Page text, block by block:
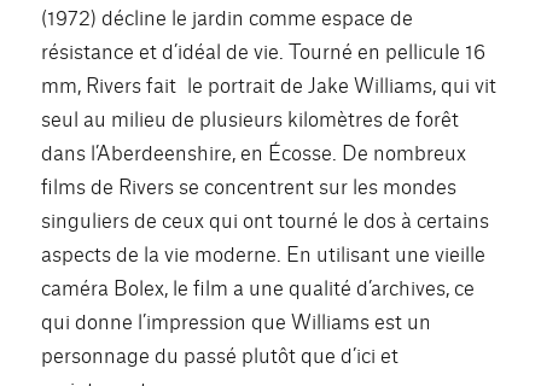
(1972) décline le jardin comme espace de
résistance et d’idéal de vie. Tourné en pellicule 16
mm, Rivers fait le portrait de Jake Williams, qui vit
seul au milieu de plusieurs kilomètres de forêt
dans l’Aberdeenshire, en Écosse. De nombreux
films de Rivers se concentrent sur les mondes
singuliers de ceux qui ont tourné le dos à certains
aspects de la vie moderne. En utilisant une vieille
caméra Bolex, le film a une qualité d’archives, ce
qui donne l’impression que Williams est un
personnage du passé plutôt que d’ici et